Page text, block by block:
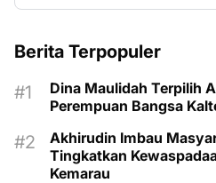
Berita Terpopuler
Dina Maulidah Terpilih
Perempuan Bangsa
Akhirudin Imbau
Tingkatkan
Kemarau